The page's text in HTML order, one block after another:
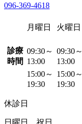
096-369-4618
月曜日 火曜日
診療
時間
09:30～
13:00
09:30～
13:00
15:00～
19:30
15:00～
19:30
休診日
日曜日、祝日